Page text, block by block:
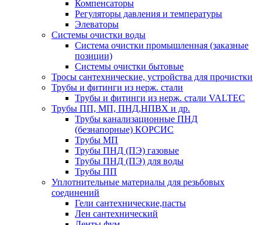
Компенсаторы
Регуляторы давления и температуры
Элеваторы
Системы очистки воды
Система очистки промышленная (заказные
позиции)
Системы очистки бытовые
Тросы сантехнические, устройства для прочистки
Трубы и фитинги из нерж. стали
Трубы и фитинги из нерж. стали VALTEC
Трубы ПП, МП, ПНД,НПВХ и др.
Трубы канализационные ПНД
(безнапорные) КОРСИС
Трубы МП
Трубы ПНД (ПЭ) газовые
Трубы ПНД (ПЭ) для воды
Трубы ПП
Уплотнительные материалы для резьбовых
соединений
Гели сантехнические,пасты
Лен сантехнический